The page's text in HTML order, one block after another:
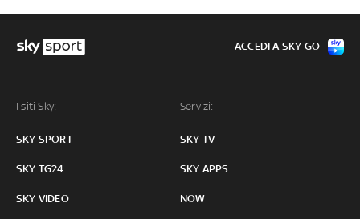
I siti Sky:
SKY SPORT
SKY TG24
SKY VIDEO
Servizi:
SKY TV
SKY APPS
NOW
ACCEDI A SKY GO